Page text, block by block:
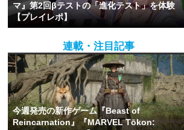
マ』第2回βテストの「進化テスト」を体験
【プレイレポ】
連載・注目記事
今週発売の新作ゲーム『Beast of
Reincarnation』『MARVEL Tōkon: